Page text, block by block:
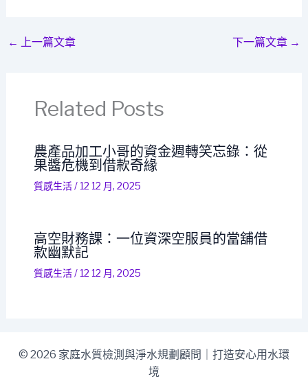
← 上一篇文章 下一篇文章 →
Related Posts
農產品加工小哥的資金週轉笑忘錄：從
果醬危機到借款奇緣
質感生活/12 12 月, 2025
高空財務課：一位資深空服員的當舖借
款幽默記
質感生活/12 12 月, 2025
© 2026 家庭水質檢測與淨水規劃顧問｜打造安心用水環
境